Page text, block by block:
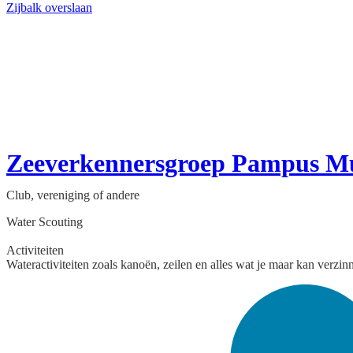
Zijbalk overslaan
Zeeverkennersgroep Pampus
Club, vereniging of andere
Water Scouting
Activiteiten
Wateractiviteiten zoals kanoën, zeilen en alles wat je maar kan